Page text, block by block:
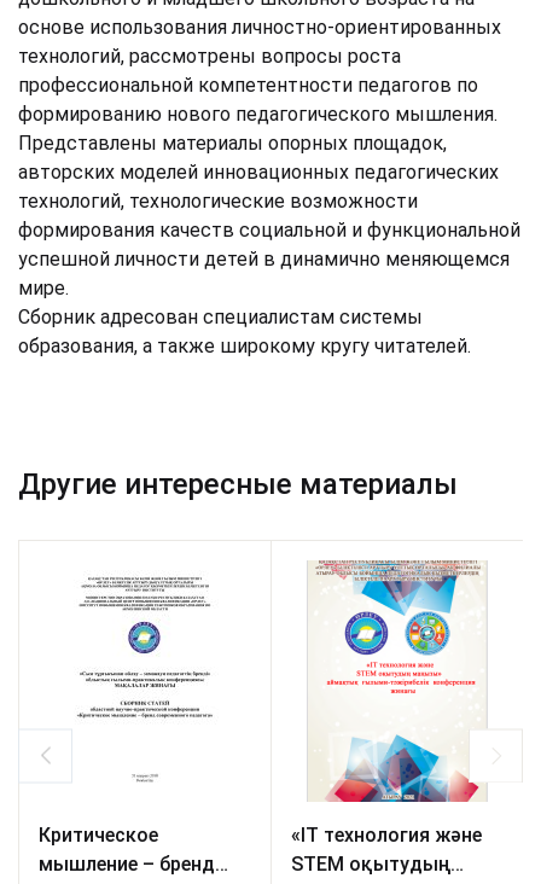
основе использования личностно-ориентированных
технологий, рассмотрены вопросы роста
профессиональной компетентности педагогов по
формированию нового педагогического мышления.
Представлены материалы опорных площадок,
авторских моделей инновационных педагогических
технологий, технологические возможности
формирования качеств социальной и функциональной
успешной личности детей в динамично меняющемся
мире.
Сборник адресован специалистам системы
образования, а также широкому кругу читателей.
Другие интересные материалы
Критическое
мышление – бренд
«IT технология және
STEM оқытудың